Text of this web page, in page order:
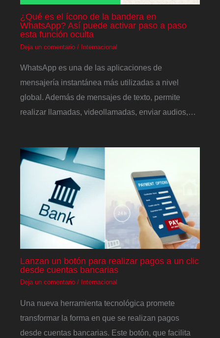
¿Qué es el ícono de la bandera en
WhatsApp? Así puede activar paso a paso
esta función oculta
Deja un comentario / Internacional
WhatsApp es una de las aplicaciones de
mensajería instantánea más utilizadas a nivel
global. Además de mensajes de texto, permite
realizar llamadas, videollamadas, enviar audios,…
Lanzan un botón para realizar pagos a un clic
desde cuentas bancarias
Deja un comentario / Internacional
Una nueva herramienta tecnológica promete
transformar la forma en que se realizan pagos
desde cuentas bancarias. Este botón, que facilita